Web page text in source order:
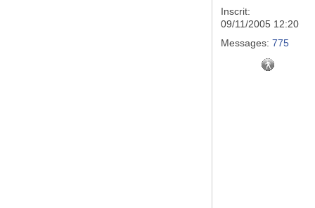
Inscrit:
09/11/2005 12:20
Messages: 775